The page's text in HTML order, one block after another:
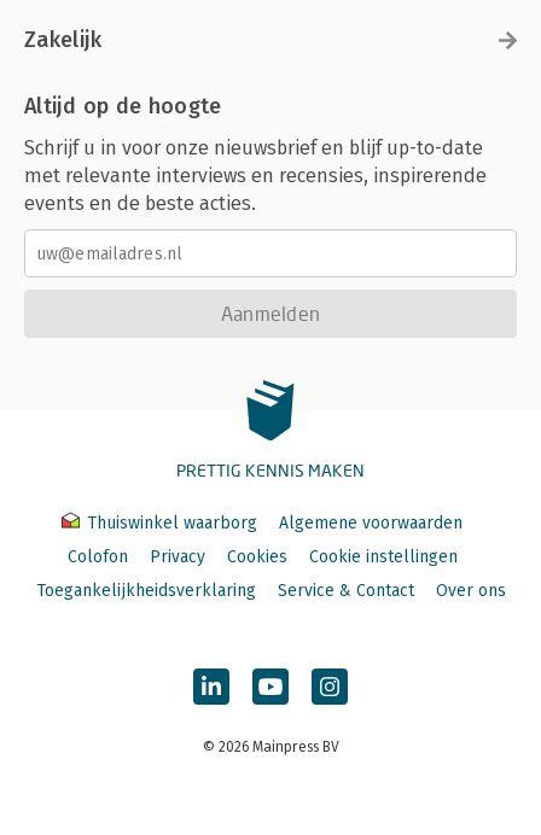
Zakelijk
Altijd op de hoogte
Schrijf u in voor onze nieuwsbrief en blijf up-to-date
met relevante interviews en recensies, inspirerende
events en de beste acties.
Aanmelden
PRETTIG KENNIS MAKEN
Thuiswinkel waarborg
Algemene voorwaarden
Colofon
Privacy Cookies
Cookie instellingen
Toegankelijkheidsverklaring
Service & Contact Over ons
© 2026 Mainpress BV